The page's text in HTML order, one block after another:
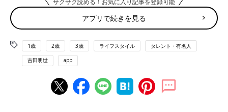
いし、それまで伸ばし放題だった後ろ髪をきれいにそろえてもら
ったのです。
初めはちょっとだけのつもりだったのですが、生え方の関係でま
あまあ短くなる展開になってしまったというのも大きな原因だっ
たのでしょう。切った直後はとくに変わった様子はなかったので
すが、翌日になってから「髪の毛本当は長いほうがよかった
うやら髪の長いプリンセス“ラプンツェル”をめざしていたという
ことが判明したのです。そんな娘の思いを知らずに髪を切ってし
アプリで続きを見る
1歳 2歳 3歳 ライフスタイル タレント・有名人
吉田明世 app